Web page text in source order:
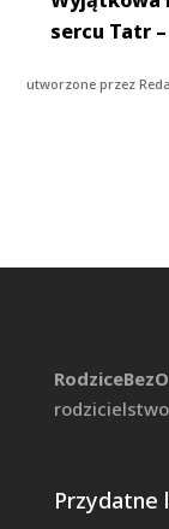
sercu Tatr
utworzone przez
Przydatne